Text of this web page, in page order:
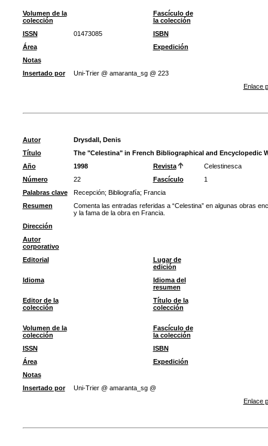
Volumen de la
colección
Fascículo de
la colección
ISSN
01473085
ISBN
Área
Expedición
Notas
Insertado por
Uni-Trier @ amaranta_sg @ 223
Enlace
Autor
Drysdall, Denis
Título
The "Celestina" in French Bibliographical and Encyclopedic
Año
1998 Revista
Celestinesca
Número
22 Fascículo
1
Palabras clave
Recepción; Bibliografía; Francia
Resumen
Comenta las entradas referidas a “Celestina” en algunas obras
y la fama de la obra en Francia.
Dirección
Autor
corporativo
Editorial
Lugar de
edición
Idioma
Idioma del
resumen
Editor de la
colección
Título de la
colección
Volumen de la
colección
Fascículo de
la colección
ISSN
ISBN
Área
Expedición
Notas
Insertado por
Uni-Trier @ amaranta_sg @
Enlace